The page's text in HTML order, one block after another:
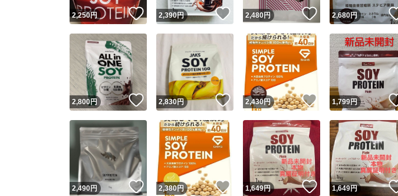
他フリマ実績◯+ このユーザーは他フ
スピード&安心発送
※このバッジは実績に基づく表示であり、発送を保
スピード＆安心発送
このユーザーは高頻
ます
スピード発送 このユーザーは高頻
安心発送 このユーザーは設定
出品ペ
キャ
2,250円 いいね！
2,390円 いいね！
2,480円 いいね！
2,680円
2,800円 いいね！
2,830円 いいね！
2,430円 いいね！
1,799円
2,490円 いいね！
2,380円 いいね！
1,649円 いいね！
1,649円